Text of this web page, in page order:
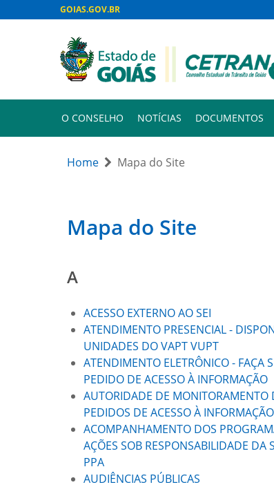
GOIAS.GOV.BR
O CONSELHO NOTÍCIAS DOCUMENTOS
Home Mapa do Site
Mapa do Site
A
ACESSO EXTERNO AO SEI
ATENDIMENTO PRESENCIAL -
UNIDADES DO VAPT VUPT
ATENDIMENTO ELETRÔNICO - FAÇA
PEDIDO DE ACESSO À INFORMAÇÃO
AUTORIDADE DE MONITORAMENTO
PEDIDOS DE ACESSO À INFORMAÇÃO
ACOMPANHAMENTO DOS
AÇÕES SOB RESPONSABILIDADE DA
PPA
AUDIÊNCIAS PÚBLICAS